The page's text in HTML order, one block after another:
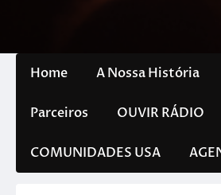
Home A Nossa História
Parceiros OUVIR RÁDIO
COMUNIDADES USA